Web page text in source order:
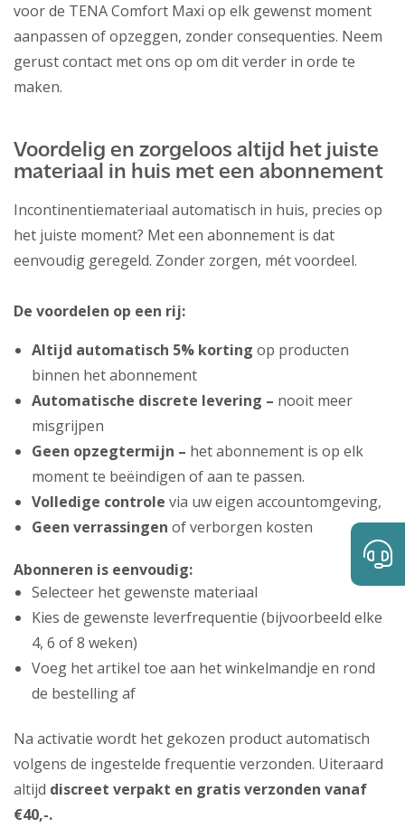
voor de TENA Comfort Maxi op elk gewenst moment
aanpassen of opzeggen, zonder consequenties. Neem
gerust contact met ons op om dit verder in orde te
maken.
Voordelig en zorgeloos altijd het juiste
materiaal in huis met een abonnement
Incontinentiemateriaal automatisch in huis, precies op
het juiste moment? Met een abonnement is dat
eenvoudig geregeld. Zonder zorgen, mét voordeel.
De voordelen op een rij:
Altijd automatisch 5% korting op producten
binnen het abonnement
Automatische discrete levering – nooit meer
misgrijpen
Geen opzegtermijn – het abonnement is op elk
moment te beëindigen of aan te passen.
Volledige controle via uw eigen accountomgeving,
Geen verrassingen of verborgen kosten
Abonneren is eenvoudig:
Selecteer het gewenste materiaal
Kies de gewenste leverfrequentie (bijvoorbeeld elke
4, 6 of 8 weken)
Voeg het artikel toe aan het winkelmandje en rond
de bestelling af
Na activatie wordt het gekozen product automatisch
volgens de ingestelde frequentie verzonden. Uiteraard
altijd discreet verpakt en gratis verzonden vanaf
€40,-.